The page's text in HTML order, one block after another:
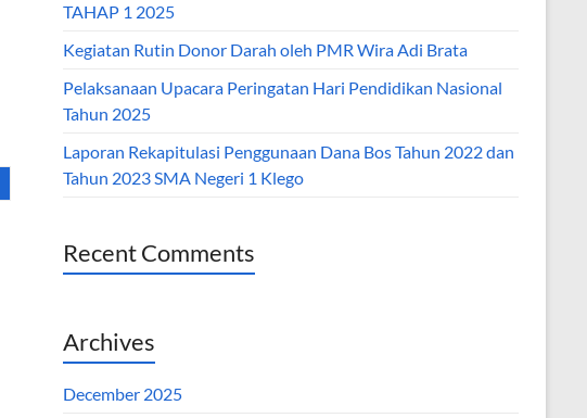
TAHAP 1 2025
Kegiatan Rutin Donor Darah oleh PMR Wira Adi Brata
Pelaksanaan Upacara Peringatan Hari Pendidikan Nasional
Tahun 2025
Laporan Rekapitulasi Penggunaan Dana Bos Tahun 2022 dan
Tahun 2023 SMA Negeri 1 Klego
Recent Comments
Archives
December 2025